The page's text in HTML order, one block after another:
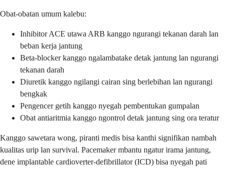
Obat-obatan umum kalebu:
Inhibitor ACE utawa ARB kanggo ngurangi tekanan darah lan
beban kerja jantung
Beta-blocker kanggo ngalambatake detak jantung lan ngurangi
tekanan darah
Diuretik kanggo ngilangi cairan sing berlebihan lan ngurangi
bengkak
Pengencer getih kanggo nyegah pembentukan gumpalan
Obat antiaritmia kanggo ngontrol detak jantung sing ora teratur
Kanggo sawetara wong, piranti medis bisa kanthi signifikan nambah
kualitas urip lan survival. Pacemaker mbantu ngatur irama jantung,
dene implantable cardioverter-defibrillator (ICD) bisa nyegah pati